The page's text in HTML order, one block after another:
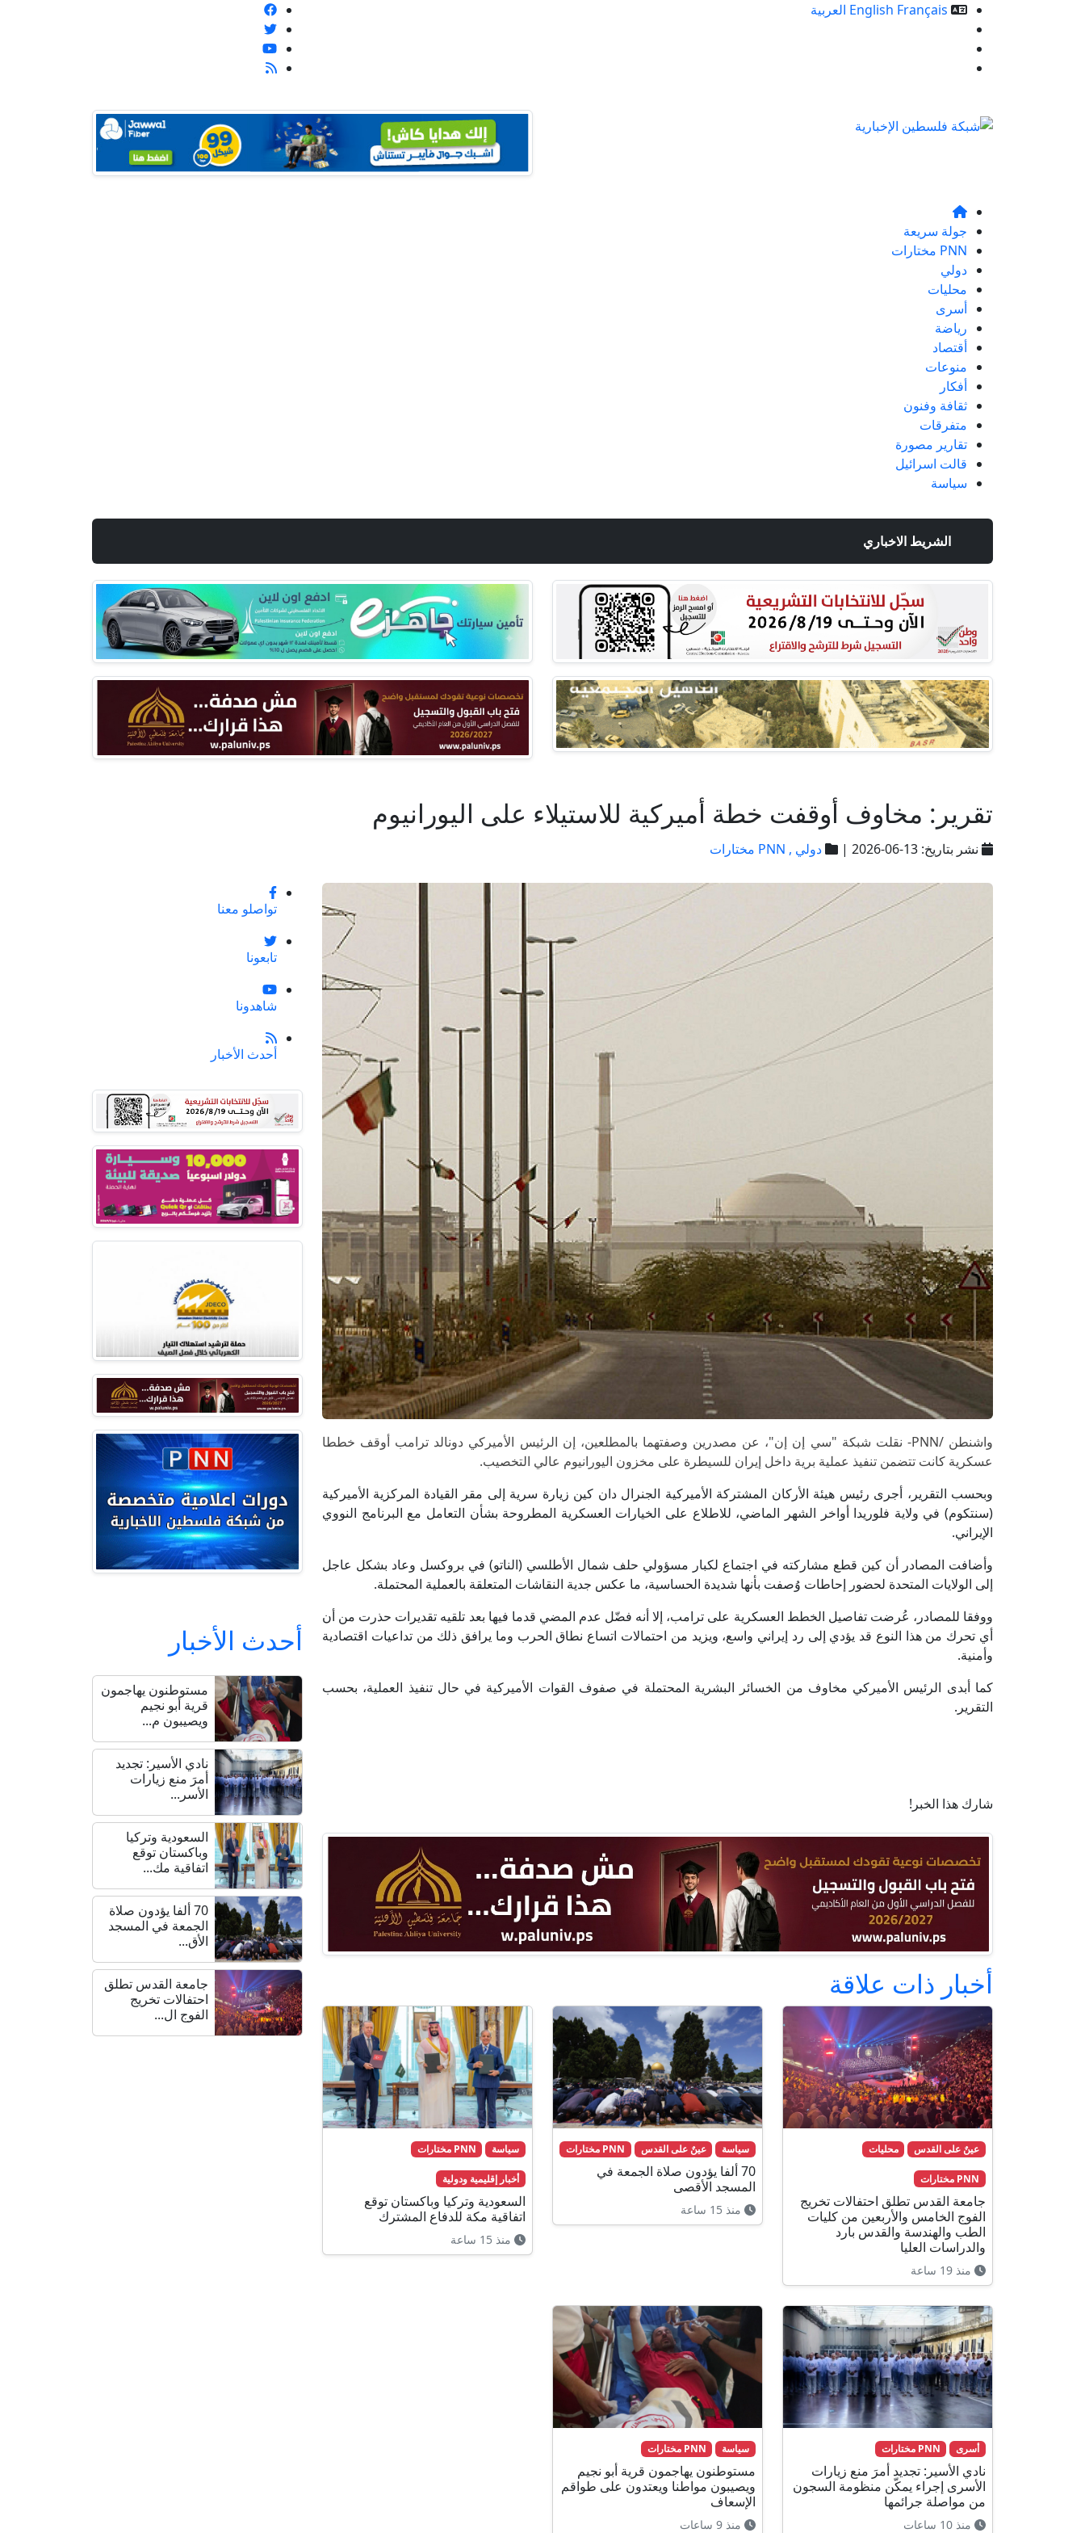
English Français
العربية
جولة سريعة
PNN مختارات
دولي
محليات
أسرى
رياضة
أقتصاد
منوعات
أفكار
ثقافة وفنون
متفرقات
تقارير مصورة
قالت اسرائيل
سياسة
الشريط الاخباري
تقرير: مخاوف أوقفت خطة أميركية للاستيلاء على اليورانيوم
نشر بتاريخ: 13-06-2026 | دولي , PNN مختارات
واشنطن /PNN- نقلت شبكة "سي إن إن"، عن مصدرين وصفتهما بالمطلعين، إن الرئيس الأميركي دونالد ترامب أوقف خططا
عسكرية كانت تتضمن تنفيذ عملية برية داخل إيران للسيطرة على مخزون اليورانيوم عالي التخصيب.
وبحسب التقرير، أجرى رئيس هيئة الأركان المشتركة الأميركية الجنرال دان كين زيارة سرية إلى مقر القيادة المركزية الأميركية
(سنتكوم) في ولاية فلوريدا أواخر الشهر الماضي، للاطلاع على الخيارات العسكرية المطروحة بشأن التعامل مع البرنامج النووي
الإيراني.
وأضافت المصادر أن كين قطع مشاركته في اجتماع لكبار مسؤولي حلف شمال الأطلسي (الناتو) في بروكسل وعاد بشكل عاجل
إلى الولايات المتحدة لحضور إحاطات وُصفت بأنها شديدة الحساسية، ما عكس جدية النقاشات المتعلقة بالعملية المحتملة.
ووفقا للمصادر، عُرضت تفاصيل الخطط العسكرية على ترامب، إلا أنه فضّل عدم المضي قدما فيها بعد تلقيه تقديرات حذرت من أن
أي تحرك من هذا النوع قد يؤدي إلى رد إيراني واسع، ويزيد من احتمالات اتساع نطاق الحرب وما يرافق ذلك من تداعيات اقتصادية
وأمنية.
كما أبدى الرئيس الأميركي مخاوف من الخسائر البشرية المحتملة في صفوف القوات الأميركية في حال تنفيذ العملية، بحسب
التقرير.
شارك هذا الخبر!
أخبار ذات علاقة
عينٌ على القدس محليات
PNN مختارات
جامعة القدس تطلق احتفالات تخريج
الفوج الخامس والأربعين من كليات
الطب والهندسة والقدس بارد
والدراسات العليا
منذ 19 ساعة
سياسة عينٌ على القدس PNN مختارات
70 ألفا يؤدون صلاة الجمعة في
المسجد الأقصى
منذ 15 ساعة
سياسة PNN مختارات
أخبار إقليمية ودولية
السعودية وتركيا وباكستان توقع
اتفاقية مكة للدفاع المشترك
منذ 15 ساعة
أسرى PNN مختارات
نادي الأسير: تجديد أمرَ منع زيارات
الأسرى إجراء يمكّن منظومة السجون
من مواصلة جرائمها
منذ 10 ساعات
سياسة PNN مختارات
مستوطنون يهاجمون قرية أبو نجيم
ويصيبون مواطنا ويعتدون على طواقم
الإسعاف
منذ 9 ساعات
تواصلو معنا
تابعونا
شاهدونا
أحدث الأخبار
أحدث الأخبار
مستوطنون يهاجمون
قرية أبو نجيم
ويصيبون م...
نادي الأسير: تجديد
أمرَ منع زيارات
الأسر...
السعودية وتركيا
وباكستان توقع
اتفاقية مك...
70 ألفا يؤدون صلاة
الجمعة في المسجد
الأق...
جامعة القدس تطلق
احتفالات تخريج
الفوج ال...